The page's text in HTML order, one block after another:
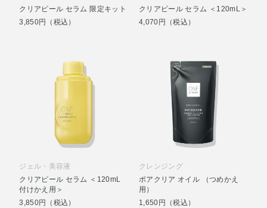
クリアピール セラム 限定キット
3,850円（税込）
クリアピール セラム ＜120mL＞
4,070円（税込）
ジェル・美容液
クリアピール セラム ＜120mL
付けかえ用＞
3,850円（税込）
クレンジング
ポアクリア オイル （つめかえ
用）
1,650円（税込）